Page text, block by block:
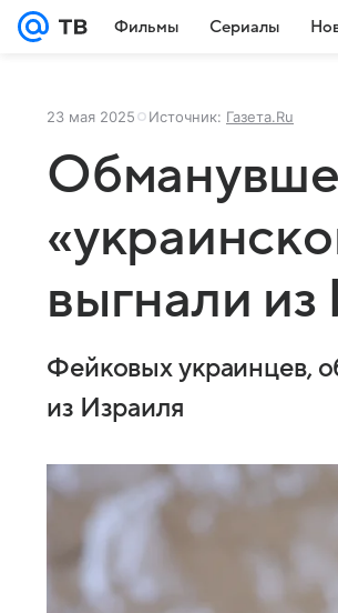
Фильмы Сериалы
23 мая 2025 Источник: Газета.Ru
выгнали из
Фейковых украинцев,
из Израиля